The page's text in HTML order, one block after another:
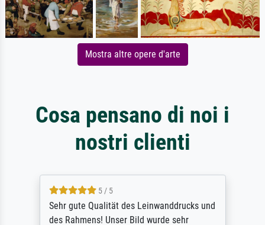
Mostra altre opere d'arte
Cosa pensano di noi i
nostri clienti
5 / 5
Sehr gute Qualität des Leinwanddrucks und
des Rahmens! Unser Bild wurde sehr